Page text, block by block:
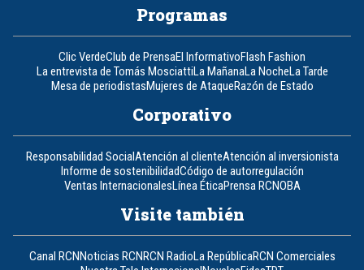
Programas
Clic VerdeClub de PrensaEl InformativoFlash Fashion
La entrevista de Tomás MosciattiLa MañanaLa NocheLa Tarde
Mesa de periodistasMujeres de AtaqueRazón de Estado
Corporativo
Responsabilidad SocialAtención al clienteAtención al inversionista
Informe de sostenibilidadCódigo de autorregulación
Ventas InternacionalesLínea ÉticaPrensa RCNOBA
Visite también
Canal RCN Noticias RCN RCN RadioLa RepúblicaRCN Comerciales